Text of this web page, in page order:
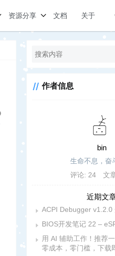
资源分享 文档 关于
作者信息
bin
生命不息，奋
评论: 24
文
近期文
ACPI Debugger v1.2.0
BIOS开发笔记 22 –
用 AI 辅助工作！推荐
零成本，零门槛，下载